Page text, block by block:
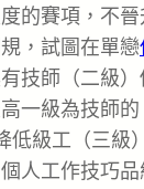
的賽項，不
，試圖在單戀
技師（二級
高一級為技師
低級工（三級
個人工作技巧